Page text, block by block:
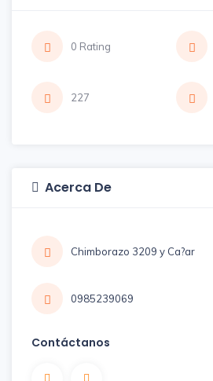
0 Rating
227
Acerca De
Chimborazo 3209 y Ca?ar
0985239069
Contáctanos